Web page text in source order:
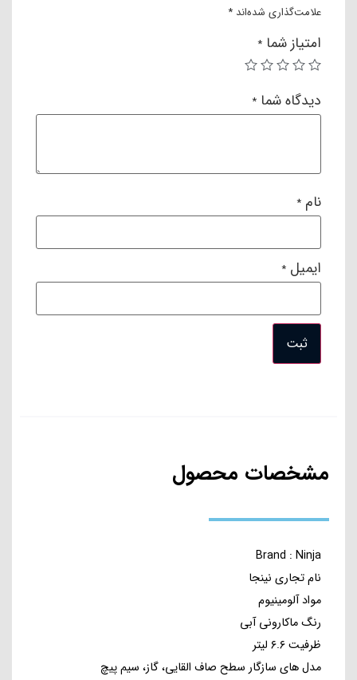
علامت‌گذاری شده‌اند *
امتیاز شما *
دیدگاه شما *
نام *
ایمیل *
مشخصات محصول
Brand : Ninja
نام تجاری نینجا
مواد آلومینیوم
رنگ ماکارونی آبی
ظرفیت ۶.۶ لیتر
مدل های سازگار سطح صاف القایی، گاز، سیم پیچ